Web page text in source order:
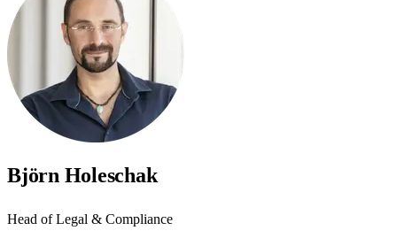
Björn Holeschak
Head of Legal & Compliance